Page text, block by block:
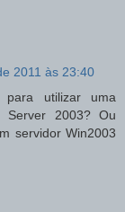
2011 às 23:40
utilizar uma
Server 2003? Ou
servidor Win2003